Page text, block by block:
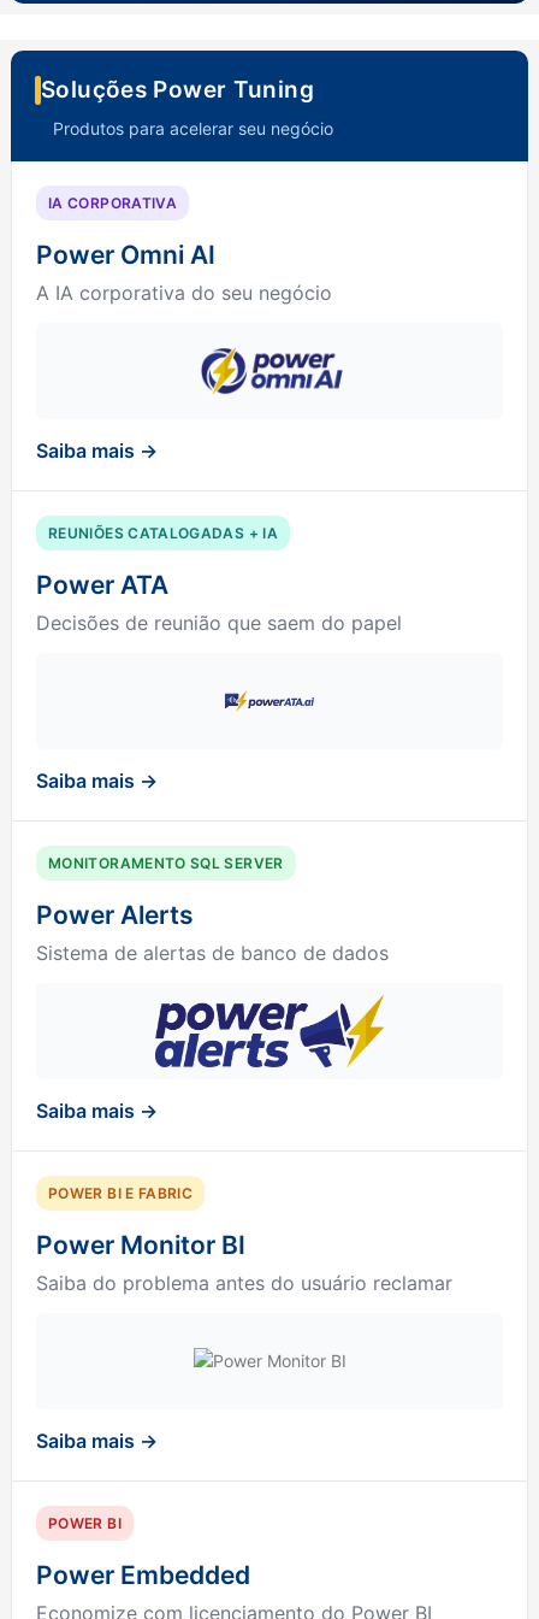
Soluções Power Tuning
Produtos para acelerar seu negócio
IA CORPORATIVA
Power Omni AI
A IA corporativa do seu negócio
Saiba mais →
REUNIÕES CATALOGADAS + IA
Power ATA
Decisões de reunião que saem do papel
Saiba mais →
MONITORAMENTO SQL SERVER
Power Alerts
Sistema de alertas de banco de dados
Saiba mais →
POWER BI E FABRIC
Power Monitor BI
Saiba do problema antes do usuário reclamar
Saiba mais →
POWER BI
Power Embedded
Economize com licenciamento do Power BI